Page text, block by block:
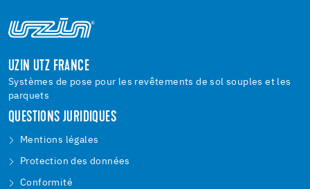
UZIN UTZ FRANCE
Systèmes de pose pour les revêtements de sol souples et les
parquets
QUESTIONS JURIDIQUES
Mentions légales
Protection des données
Conformité